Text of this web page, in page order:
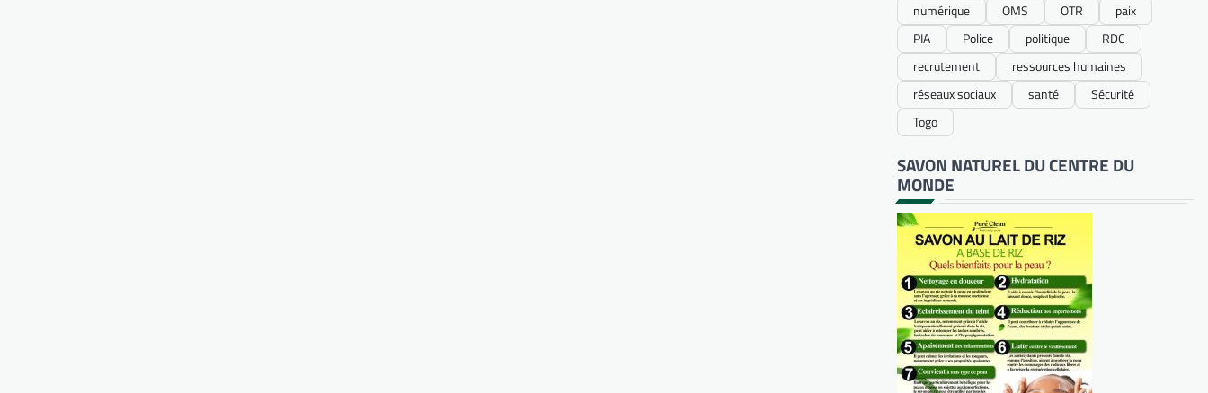
numérique
OMS OTR
paix
PIA
Police politique
RDC
recrutement
ressources humaines
réseaux sociaux
santé
Sécurité
Togo
SAVON NATUREL DU CENTRE DU
MONDE